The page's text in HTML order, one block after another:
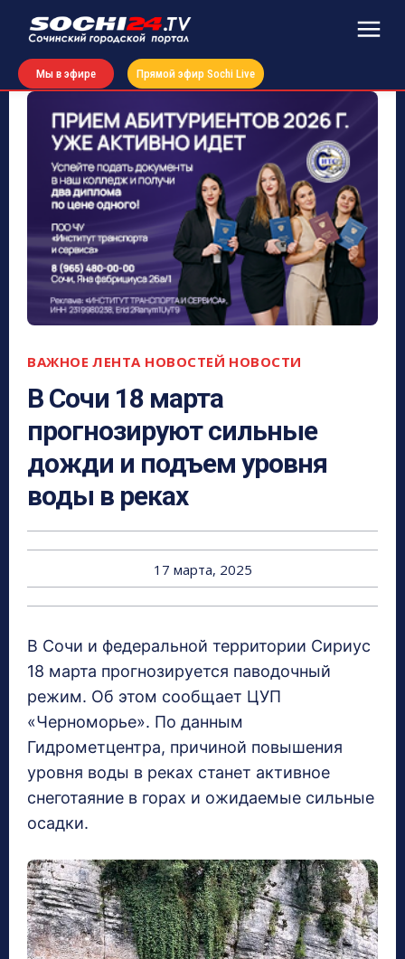
Мы в эфире Прямой эфир Sochi Live
ВАЖНОЕ ЛЕНТА НОВОСТЕЙ НОВОСТИ
В Сочи 18 марта
прогнозируют сильные
дожди и подъем уровня
воды в реках
17 марта, 2025
В Сочи и федеральной территории Сириус
18 марта прогнозируется паводочный
режим. Об этом сообщает ЦУП
«Черноморье». По данным
Гидрометцентра, причиной повышения
уровня воды в реках станет активное
снеготаяние в горах и ожидаемые сильные
осадки.